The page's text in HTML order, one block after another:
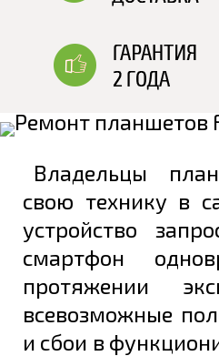
Владельцы
свою технику в
устройство
смартфон
протяжении
всевозможные
и сбои в